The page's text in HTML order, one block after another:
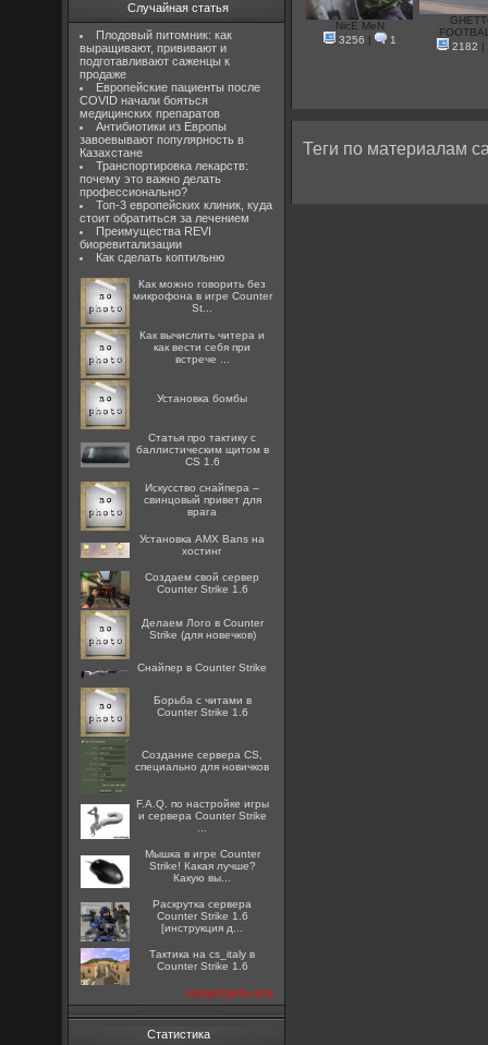
Случайная статья
Плодовый питомник: как
выращивают, прививают и
подготавливают саженцы к
продаже
Европейские пациенты после
COVID начали бояться
медицинских препаратов
Антибиотики из Европы
завоевывают популярность в
Казахстане
Транспортировка лекарств:
почему это важно делать
профессионально?
Топ-3 европейских клиник, куда
стоит обратиться за лечением
Преимущества REVI
биоревитализации
Как сделать коптильню
Как можно говорить без
микрофона в игре Counter
St...
Как вычислить читера и
как вести себя при
встрече ...
Установка бомбы
Статья про тактику с
баллистическим щитом в
CS 1.6
Искусство снайпера –
свинцовый привет для
врага
Установка AMX Bans на
хостинг
Создаем свой сервер
Counter Strike 1.6
Делаем Лого в Counter
Strike (для новечков)
Снайпер в Counter Strike
Борьба с читами в
Counter Strike 1.6
Создание сервера CS,
специально для новичков
F.A.Q. по настройке игры
и сервера Counter Strike
Мышка в игре Counter
Strike! Какая лучше?
Какую вы...
Раскрутка сервера
Counter Strike 1.6
[инструкция д...
Тактика на cs_italy в
Counter Strike 1.6
посмотреть все
Статистика
NicE MeN
3256
1
2182
Теги по материалам